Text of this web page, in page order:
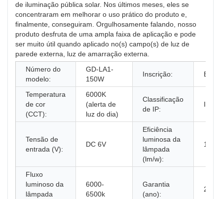
de iluminação pública solar. Nos últimos meses, eles se
concentraram em melhorar o uso prático do produto e,
finalmente, conseguiram. Orgulhosamente falando, nosso
produto desfruta de uma ampla faixa de aplicação e pode
ser muito útil quando aplicado no(s) campo(s) de luz de
parede externa, luz de amarração externa.
Número do
modelo:
GD-LA1-
150W
Inscrição:
Temperatura
de cor
(CCT):
6000K
(alerta de
luz do dia)
Classificação
de IP:
IP65
Tensão de
entrada (V):
DC 6V
Eficiência
luminosa da
lâmpada
(lm/w):
1260
Fluxo
luminoso da
lâmpada
6000-
6500k
Garantia
(ano):
2